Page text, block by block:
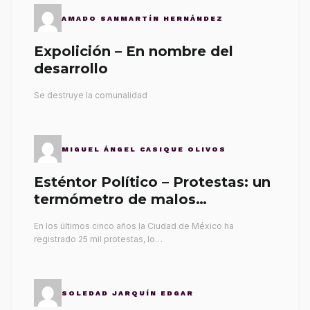
AMADO SANMARTÍN HERNÁNDEZ
Expolición – En nombre del
desarrollo
Se destruye la comunalidad
MIGUEL ÁNGEL CASIQUE OLIVOS
Esténtor Político – Protestas: un
termómetro de malos
En los últimos cinco años la Ciudad de México ha
registrado 25 mil protestas, lo…
SOLEDAD JARQUÍN EDGAR